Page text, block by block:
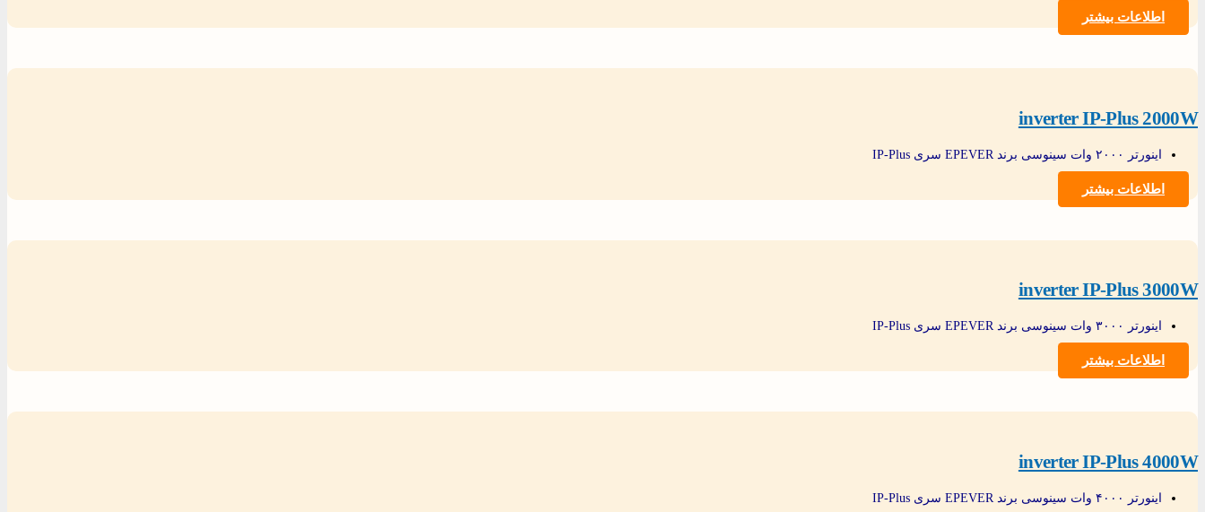
اطلاعات بیشتر
inverter IP-Plus 2000W
اینورتر ۲۰۰۰ وات سینوسی برند EPEVER سری IP-Plus
اطلاعات بیشتر
inverter IP-Plus 3000W
اینورتر ۳۰۰۰ وات سینوسی برند EPEVER سری IP-Plus
اطلاعات بیشتر
inverter IP-Plus 4000W
اینورتر ۴۰۰۰ وات سینوسی برند EPEVER سری IP-Plus